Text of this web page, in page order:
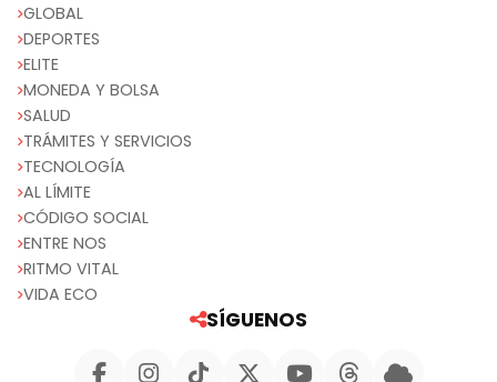
GLOBAL
DEPORTES
ELITE
MONEDA Y BOLSA
SALUD
TRÁMITES Y SERVICIOS
TECNOLOGÍA
AL LÍMITE
CÓDIGO SOCIAL
ENTRE NOS
RITMO VITAL
VIDA ECO
SÍGUENOS